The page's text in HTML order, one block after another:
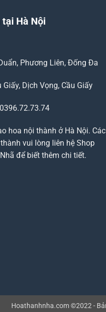
tại Hà Nội
Phương Liên, Đống Đa
Giấy, Dịch Vọng, Cầu Giấy
0396.72.73.74
hoa nội thành ở Hà Nội. Các
vui lòng liên hệ Shop
để biết thêm chi tiết.
Hoathanhnha.com ©2022 -